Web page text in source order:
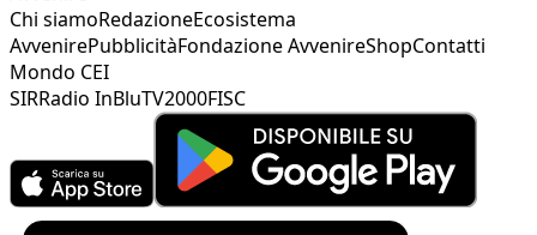
Chi siamoRedazioneEcosistema
AvvenirePubblicitàFondazione AvvenireShopContatti
Mondo CEI
SIRRadio InBluTV2000FISC